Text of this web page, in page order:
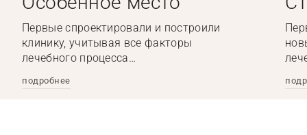
Первые спроектировали и построили
клинику, учитывая все факторы
лечебного процесса…
подробнее